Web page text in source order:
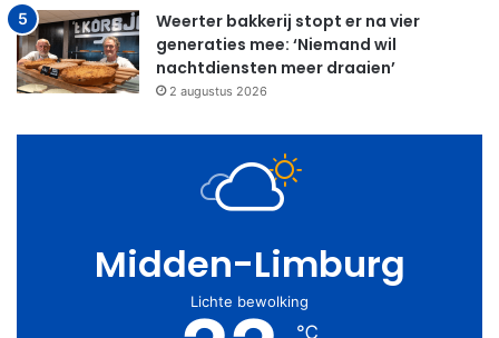
Weerter bakkerij stopt er na vier
generaties mee: ‘Niemand wil
nachtdiensten meer draaien’
2 augustus 2026
Midden-Limburg
Lichte bewolking
℃